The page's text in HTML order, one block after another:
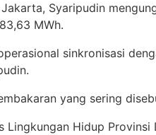
Syaripudin
MWh.
sinkronisasi
yang sering
Lingkungan Hidup